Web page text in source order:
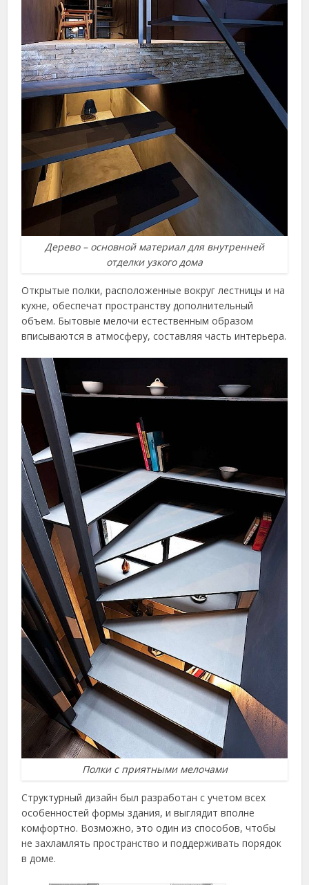
Дерево – основной материал для внутренней
отделки узкого дома
Открытые полки, расположенные вокруг лестницы и на
кухне, обеспечат пространству дополнительный
объем. Бытовые мелочи естественным образом
вписываются в атмосферу, составляя часть интерьера.
Полки с приятными мелочами
Структурный дизайн был разработан с учетом всех
особенностей формы здания, и выглядит вполне
комфортно. Возможно, это один из способов, чтобы
не захламлять пространство и поддерживать порядок
в доме.